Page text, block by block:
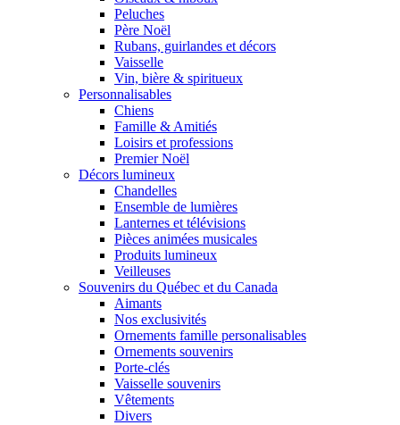
Peluches
Père Noël
Rubans, guirlandes et décors
Vaisselle
Vin, bière & spiritueux
Personnalisables
Chiens
Famille & Amitiés
Loisirs et professions
Premier Noël
Décors lumineux
Chandelles
Ensemble de lumières
Lanternes et télévisions
Pièces animées musicales
Produits lumineux
Veilleuses
Souvenirs du Québec et du Canada
Aimants
Nos exclusivités
Ornements famille personalisables
Ornements souvenirs
Porte-clés
Vaisselle souvenirs
Vêtements
Divers